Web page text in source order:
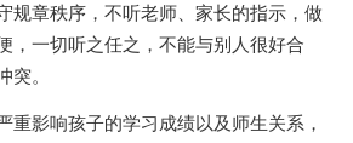
章秩序，不听老师、家长的指示，做
，一切听之任之，不能与别人很好合
突。
影响孩子的学习成绩以及师生关系，